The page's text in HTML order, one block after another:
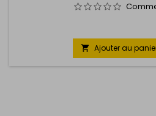
 Ajouter au